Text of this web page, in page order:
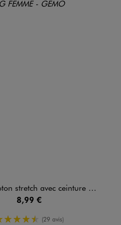
avec ceinture dentelle femme (lot de 2)
8,99 €
4.5/5 de moyenne
(29 avis)